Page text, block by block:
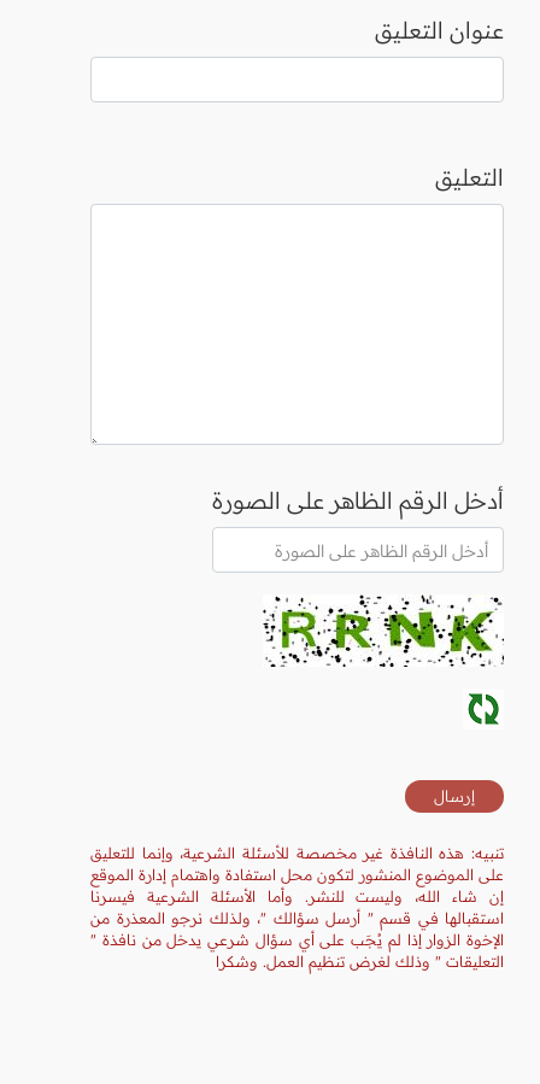
عنوان التعليق
التعليق
أدخل الرقم الظاهر على الصورة
تنبيه: هذه النافذة غير مخصصة للأسئلة الشرعية، وإنما للتعليق
على الموضوع المنشور لتكون محل استفادة واهتمام إدارة الموقع
إن شاء الله، وليست للنشر. وأما الأسئلة الشرعية فيسرنا
استقبالها في قسم " أرسل سؤالك "، ولذلك نرجو المعذرة من
الإخوة الزوار إذا لم يُجَب على أي سؤال شرعي يدخل من نافذة "
التعليقات " وذلك لغرض تنظيم العمل. وشكرا